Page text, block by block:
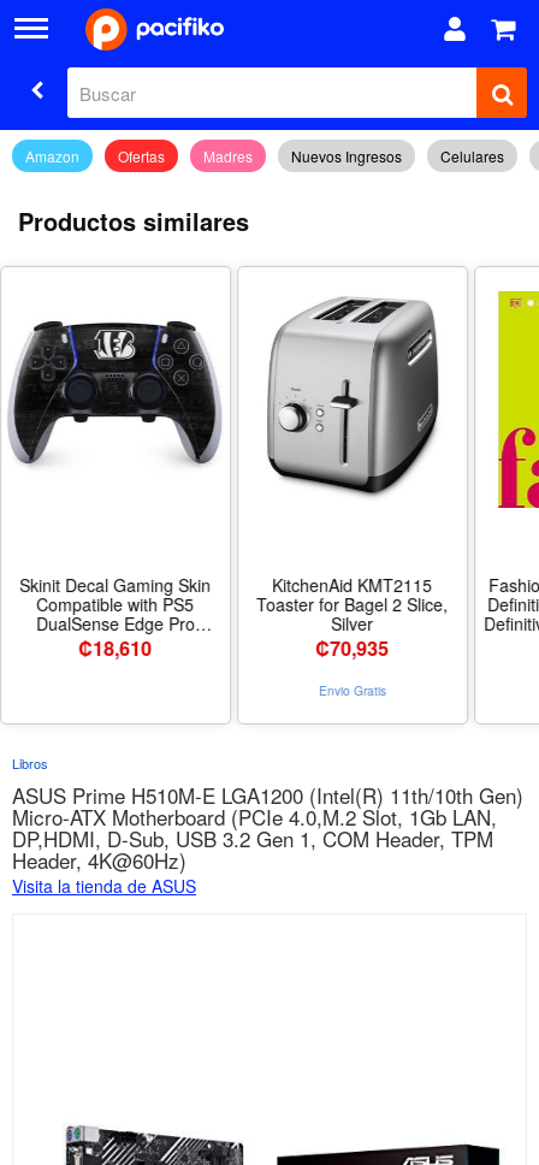
Amazon Ofertas Madres Nuevos Ingresos Celulares
Productos similares
Skinit Decal Gaming Skin
Compatible with PS5
DualSense Edge Pro
Controller - Officially
Licensed NFL Cincinnati
₡18,610
KitchenAid KMT2115
Toaster for Bagel 2 Slice,
Silver
₡70,935
Envio Gratis
Libros
ASUS Prime H510M-E LGA1200 (Intel(R) 11th/10th Gen)
Micro-ATX Motherboard (PCIe 4.0,M.2 Slot, 1Gb LAN,
DP,HDMI, D-Sub, USB 3.2 Gen 1, COM Header, TPM
Header, 4K@60Hz)
Visita la tienda de ASUS